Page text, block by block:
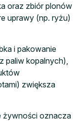
oraz zbiór plonów
uprawy (np. ryżu)
i pakowanie
paliw kopalnych),
zwiększa
żywności oznacza